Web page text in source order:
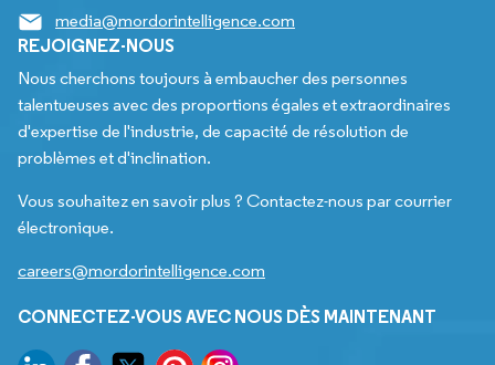
media@mordorintelligence.com
REJOIGNEZ-NOUS
Nous cherchons toujours à embaucher des personnes
talentueuses avec des proportions égales et extraordinaires
d'expertise de l'industrie, de capacité de résolution de
problèmes et d'inclination.
Vous souhaitez en savoir plus ? Contactez-nous par courrier
électronique.
careers@mordorintelligence.com
CONNECTEZ-VOUS AVEC NOUS DÈS MAINTENANT